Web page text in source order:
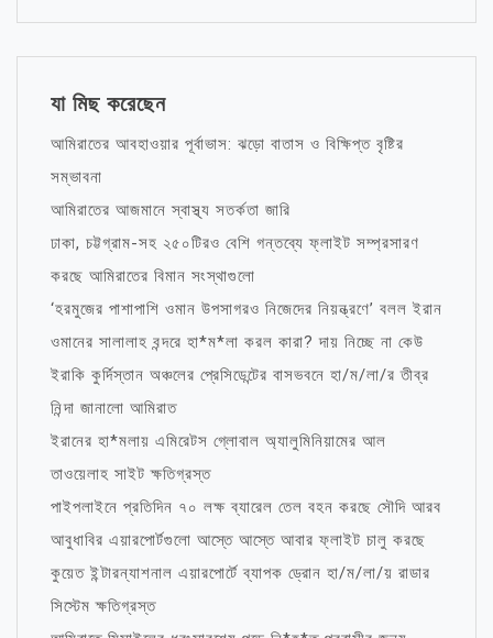
যা মিছ করেছেন
আমিরাতের আবহাওয়ার পূর্বাভাস: ঝড়ো বাতাস ও বিক্ষিপ্ত বৃষ্টির
সম্ভাবনা
আমিরাতের আজমানে স্বাস্থ্য সতর্কতা জারি
ঢাকা, চট্টগ্রাম-সহ ২৫০টিরও বেশি গন্তব্যে ফ্লাইট সম্প্রসারণ
করছে আমিরাতের বিমান সংস্থাগুলো
‘হরমুজের পাশাপাশি ওমান উপসাগরও নিজেদের নিয়ন্ত্রণে’ বলল ইরান
ওমানের সালালাহ বন্দরে হা*ম*লা করল কারা? দায় নিচ্ছে না কেউ
ইরাকি কুর্দিস্তান অঞ্চলের প্রেসিডেন্টের বাসভবনে হা/ম/লা/র তীব্র
নিন্দা জানালো আমিরাত
ইরানের হা*মলায় এমিরেটস গ্লোবাল অ্যালুমিনিয়ামের আল
তাওয়েলাহ সাইট ক্ষতিগ্রস্ত
পাইপলাইনে প্রতিদিন ৭০ লক্ষ ব্যারেল তেল বহন করছে সৌদি আরব
আবুধাবির এয়ারপোর্টগুলো আস্তে আস্তে আবার ফ্লাইট চালু করছে
কুয়েত ইন্টারন্যাশনাল এয়ারপোর্টে ব্যাপক ড্রোন হা/ম/লা/য় রাডার
সিস্টেম ক্ষতিগ্রস্ত